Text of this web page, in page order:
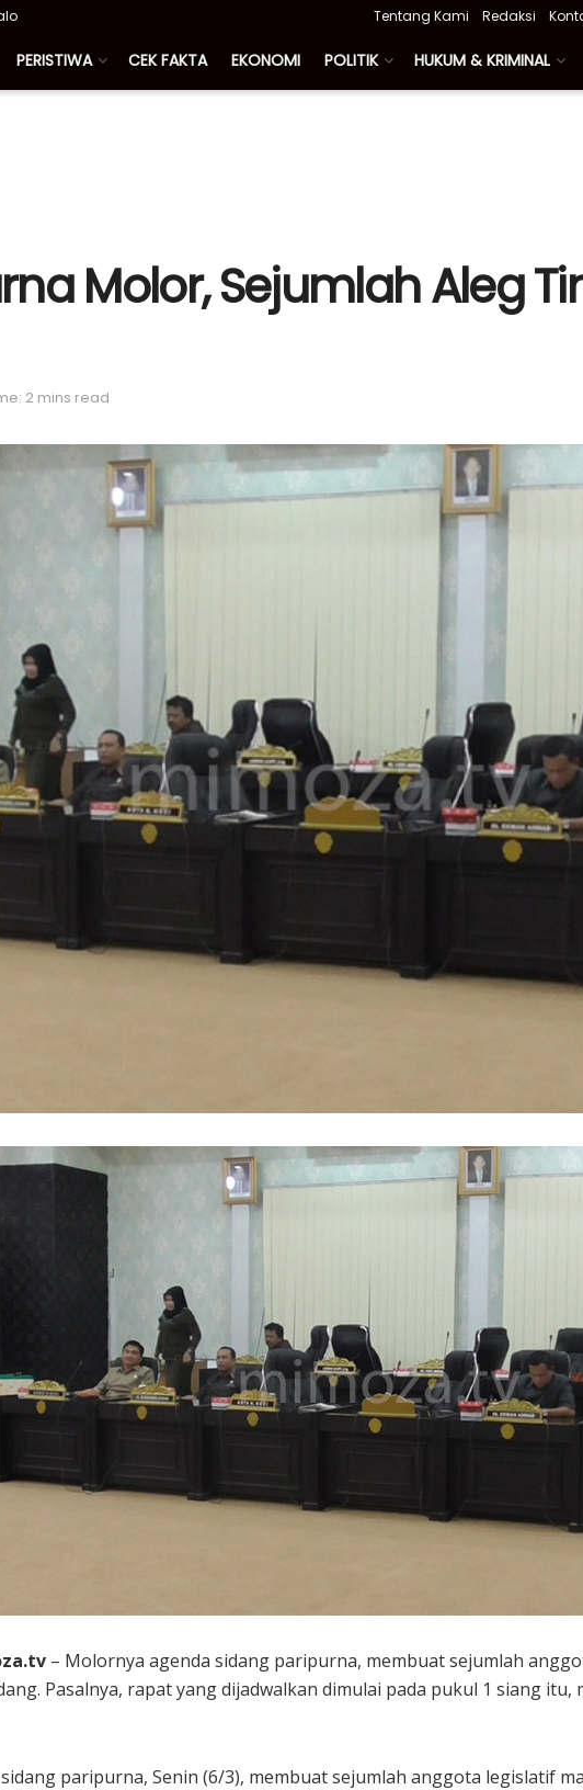
Tentang Kami Redaksi
PERISTIWA CEK FAKTA EKONOMI POLITIK HUKUM & KRIMINAL
Molor, Sejumlah Aleg
2 mins read
– Molornya agenda sidang paripurna, membuat sejumlah
Pasalnya, rapat yang dijadwalkan dimulai pada pukul 1 siang
paripurna, Senin (6/3), membuat sejumlah anggota legislatif